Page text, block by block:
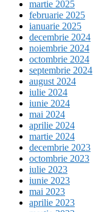
martie 2025
februarie 2025
ianuarie 2025
decembrie 2024
noiembrie 2024
octombrie 2024
septembrie 2024
august 2024
iulie 2024
iunie 2024
mai 2024
aprilie 2024
martie 2024
decembrie 2023
octombrie 2023
iulie 2023
iunie 2023
mai 2023
aprilie 2023